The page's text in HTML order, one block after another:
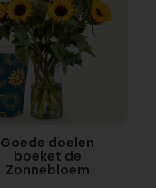
Goede doelen
boeket de
Zonnebloem